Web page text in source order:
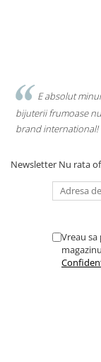
E absolut
bijuterii frumoase
brand international!
Newsletter Nu rata
Vreau